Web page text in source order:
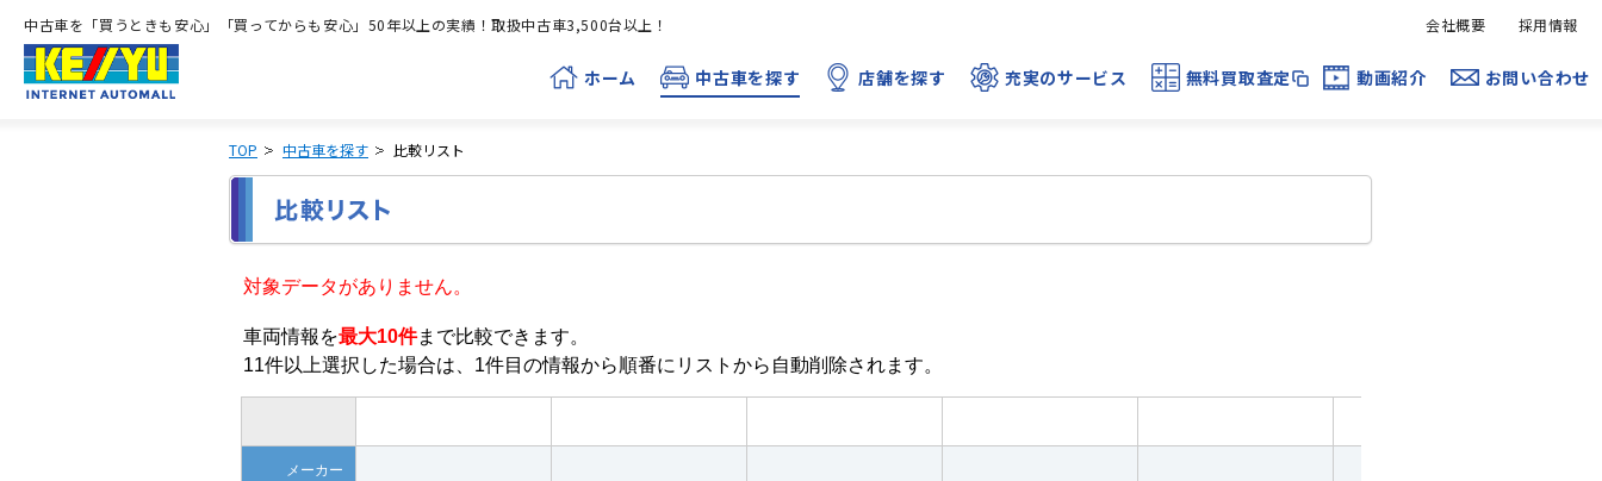
中古車を「買うときも安心」「買ってからも安心」50年以上の実績！取扱中古車3,500台以上！
ホーム 中古車を探す 店舗を探す 充実のサービス 無料買取査定 動画紹介 お問い合わせ
会社概要 採用情報
TOP 中古車を探す 比較リスト
対象データがありません。
車両情報を最大10件まで比較できます。
11件以上選択した場合は、1件目の情報から順番にリストから自動削除されます。
メーカー